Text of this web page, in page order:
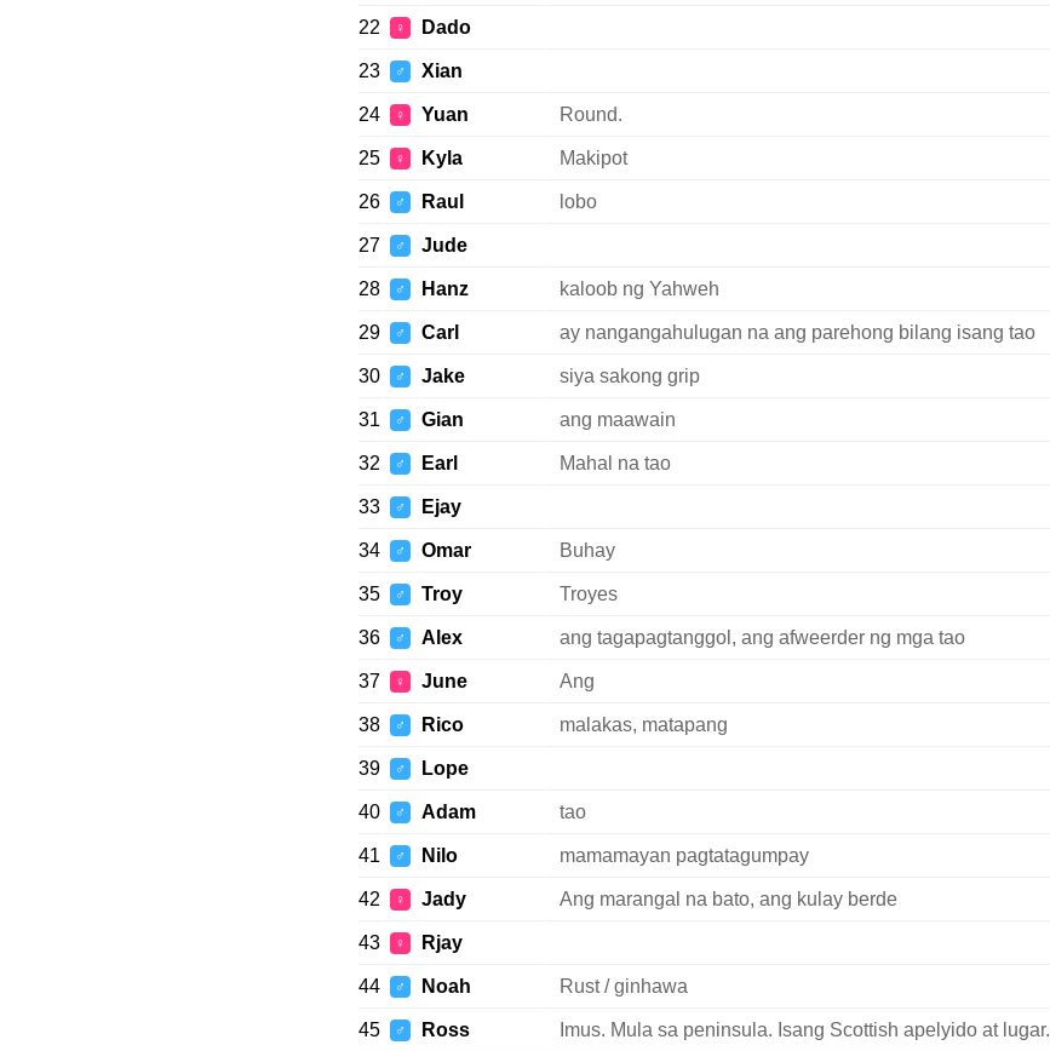
22 ♀ Dado
23 ♂ Xian
24 ♀ Yuan Round.
25 ♀ Kyla Makipot
26 ♂ Raul lobo
27 ♂ Jude
28 ♂ Hanz kaloob ng Yahweh
29 ♂ Carl ay nangangahulugan na ang parehong bilang isang tao
30 ♂ Jake siya sakong grip
31 ♂ Gian ang maawain
32 ♂ Earl Mahal na tao
33 ♂ Ejay
34 ♂ Omar Buhay
35 ♂ Troy Troyes
36 ♂ Alex ang tagapagtanggol, ang afweerder ng mga tao
37 ♀ June Ang
38 ♂ Rico malakas, matapang
39 ♂ Lope
40 ♂ Adam tao
41 ♂ Nilo mamamayan pagtatagumpay
42 ♀ Jady Ang marangal na bato, ang kulay berde
43 ♀ Rjay
44 ♂ Noah Rust / ginhawa
45 ♂ Ross Imus. Mula sa peninsula. Isang Scottish apelyido at lugar.